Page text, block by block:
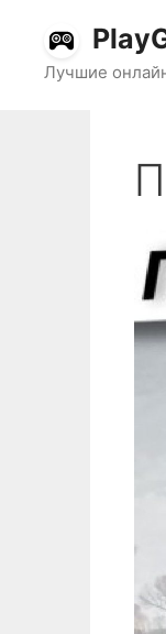
содержимому
Лучшие